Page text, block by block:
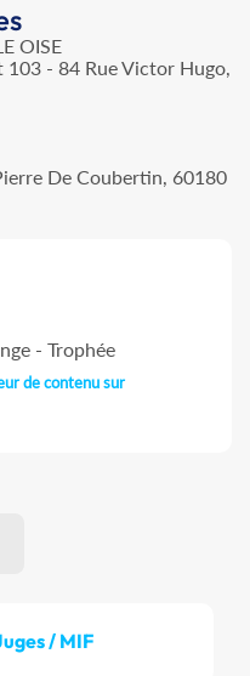
OISE
- 84 Rue Victor Hugo,
De Coubertin, 60180
- Trophée
de contenu sur
/ MIF